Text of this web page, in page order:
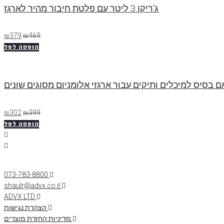
ג'ריקן 3 ליטר עם פלטת חיבור מהיר לארגז
₪469
₪379
הוספה לסל
בסיס למיכלים ותיקים עבור ארגזי אלומניום מסוגים שונים
₪399
₪302
הוספה לסל
073-783-8800
shaulr@advx.co.il
ADVX LTD
הצהרת נגישות
מדיניות החזרת מוצרים